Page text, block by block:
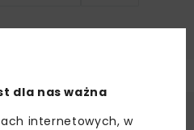
dla nas ważna
internetowych, w